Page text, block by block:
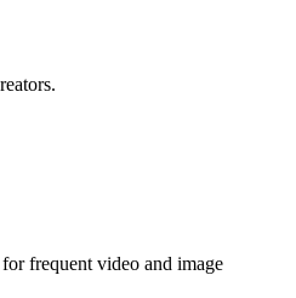
frequent video and image